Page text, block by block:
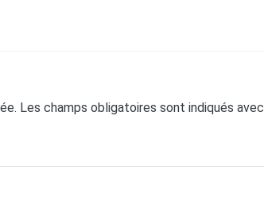
Les champs obligatoires sont indiqués avec